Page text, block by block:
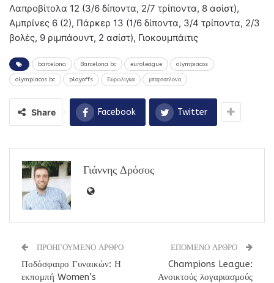
Λαπροβίτολα 12 (3/6 δίποντα, 2/7 τρίποντα, 8 ασίστ),
Αμπρίνες 6 (2), Πάρκερ 13 (1/6 δίποντα, 3/4 τρίποντα, 2/3
βολές, 9 ριμπάουντ, 2 ασίστ), Γιοκουμπάιτις
barcelona Barcelona bc euroleague olympiacos
olympiacos bc playoffs Ευρωλιγκα μπαρτσελονα
Share Facebook Twitter
Γιάννης Δρόσος
ΠΡΟΗΓΟΥΜΕΝΟ ΑΡΘΡΟ
Ποδόσφαιρο Γυναικών: Η
εκπομπή Women’s
ΕΠΟΜΕΝΟ ΑΡΘΡΟ
Champions League:
Ανοικτούς λογαριασμούς